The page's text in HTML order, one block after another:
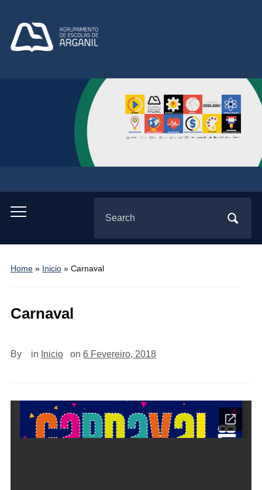
Toggle
menu
for:
Home» Inicio» Carnaval
Carnaval
By in Inicio on 6 Fevereiro, 2018